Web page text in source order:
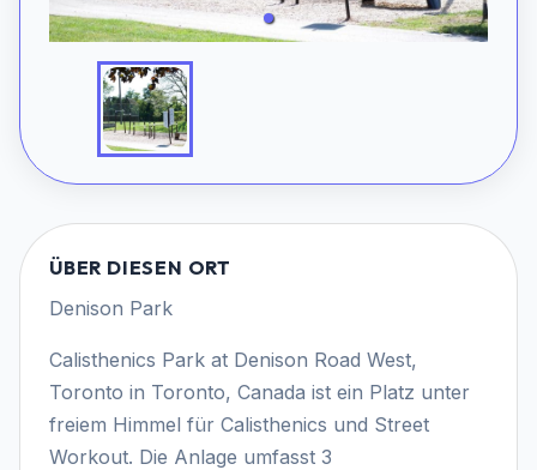
ÜBER DIESEN ORT
Denison Park
Calisthenics Park at Denison Road West,
Toronto in Toronto, Canada ist ein Platz unter
freiem Himmel für Calisthenics und Street
Workout. Die Anlage umfasst 3